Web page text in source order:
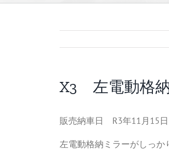
X3 左電動格
販売納車日 R3年11月15
左電動格納ミラーがしっ